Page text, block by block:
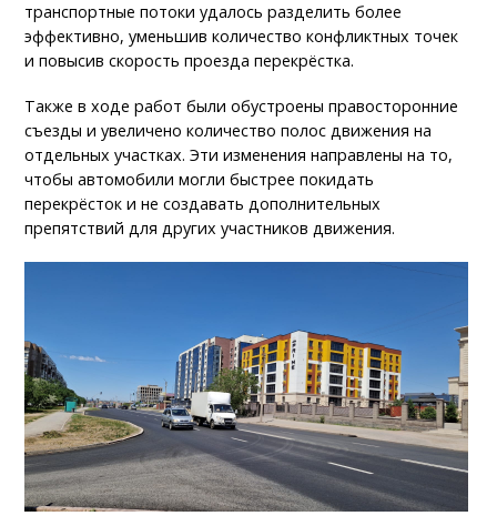
транспортные потоки удалось разделить более
эффективно, уменьшив количество конфликтных точек
и повысив скорость проезда перекрёстка.
Также в ходе работ были обустроены правосторонние
съезды и увеличено количество полос движения на
отдельных участках. Эти изменения направлены на то,
чтобы автомобили могли быстрее покидать
перекрёсток и не создавать дополнительных
препятствий для других участников движения.